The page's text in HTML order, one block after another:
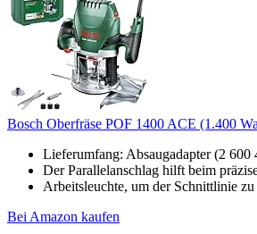
Bosch Oberfräse POF 1400 ACE (1.400
Lieferumfang: Absaugadapter (2
Der Parallelanschlag hilft beim
Arbeitsleuchte, um der Schnittlinie
Bei Amazon kaufen